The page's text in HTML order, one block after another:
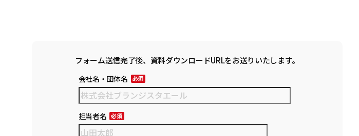
フォーム送信完了後、資料ダウンロードURLをお送りいたします。
会社名・団体名
担当者名